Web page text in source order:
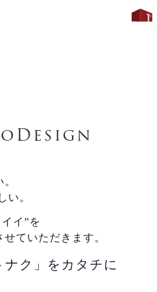
oDesign
い。
イ”を
ていただきます。
ク」をカタチに